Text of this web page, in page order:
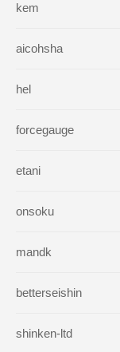
kem
aicohsha
hel
forcegauge
etani
onsoku
mandk
betterseishin
shinken-ltd